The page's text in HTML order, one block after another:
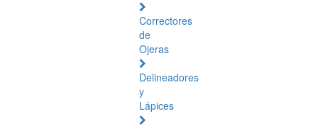
Correctores
de
Ojeras
Delineadores
y
Lápices